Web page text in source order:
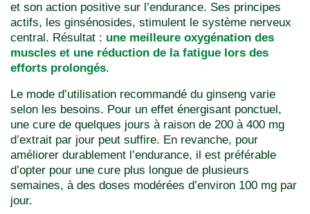
et son action positive sur l’endurance. Ses principes
actifs, les ginsénosides, stimulent le système nerveux
central. Résultat : une meilleure oxygénation des
muscles et une réduction de la fatigue lors des
efforts prolongés.
Le mode d’utilisation recommandé du ginseng varie
selon les besoins. Pour un effet énergisant ponctuel,
une cure de quelques jours à raison de 200 à 400 mg
d’extrait par jour peut suffire. En revanche, pour
améliorer durablement l’endurance, il est préférable
d’opter pour une cure plus longue de plusieurs
semaines, à des doses modérées d’environ 100 mg par
jour.